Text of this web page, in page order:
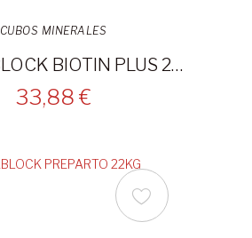
CUBOS MINERALES
EQUINABLOCK BIOTIN PLUS 22KG
33,88 €